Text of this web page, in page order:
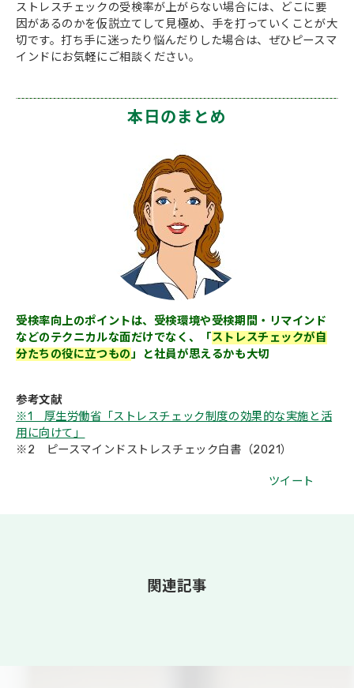
ストレスチェックの受検率が上がらない場合には、どこに要
因があるのかを仮説立てして見極め、手を打っていくことが大
切です。打ち手に迷ったり悩んだりした場合は、ぜひピースマ
インドにお気軽にご相談ください。
本日のまとめ
受検率向上のポイントは、受検環境や受検期間・リマインド
などのテクニカルな面だけでなく、「ストレスチェックが自
分たちの役に立つもの」と社員が思えるかも大切
参考文献
※1 厚生労働省「ストレスチェック制度の効果的な実施と活
用に向けて」
※2 ピースマインドストレスチェック白書（2021）
ツイート
関連記事